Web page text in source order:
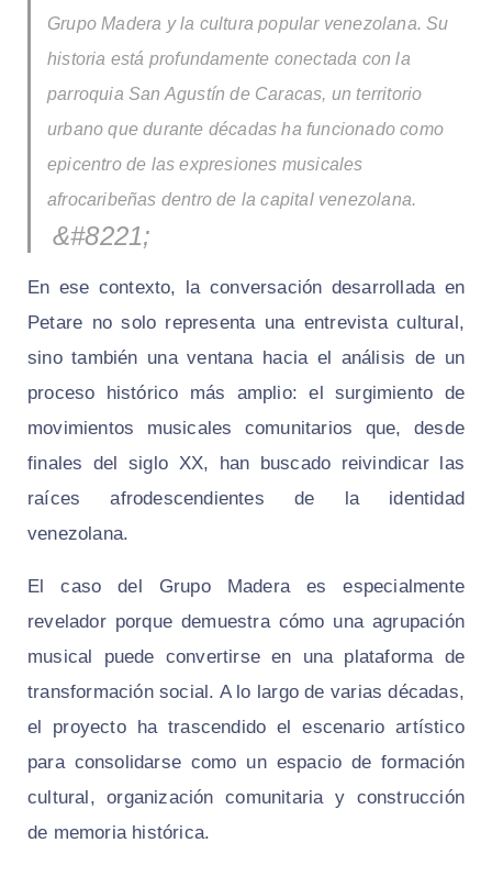
Grupo Madera y la cultura popular venezolana. Su
historia está profundamente conectada con la
parroquia San Agustín de Caracas, un territorio
urbano que durante décadas ha funcionado como
epicentro de las expresiones musicales
afrocaribeñas dentro de la capital venezolana.
En ese contexto, la conversación desarrollada en
Petare no solo representa una entrevista cultural,
sino también una ventana hacia el análisis de un
proceso histórico más amplio: el surgimiento de
movimientos musicales comunitarios que, desde
finales del siglo XX, han buscado reivindicar las
raíces afrodescendientes de la identidad
venezolana.
El caso del Grupo Madera es especialmente
revelador porque demuestra cómo una agrupación
musical puede convertirse en una plataforma de
transformación social. A lo largo de varias décadas,
el proyecto ha trascendido el escenario artístico
para consolidarse como un espacio de formación
cultural, organización comunitaria y construcción
de memoria histórica.